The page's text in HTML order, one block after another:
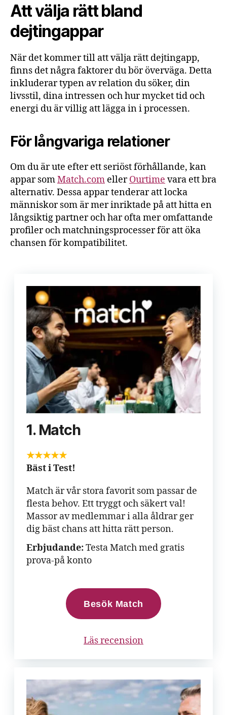
Att välja rätt bland
dejtingappar
När det kommer till att välja rätt dejtingapp,
finns det några faktorer du bör överväga. Detta
inkluderar typen av relation du söker, din
livsstil, dina intressen och hur mycket tid och
energi du är villig att lägga in i processen.
För långvariga relationer
Om du är ute efter ett seriöst förhållande, kan
appar somMatch.com ellerOurtime vara ett bra
alternativ. Dessa appar tenderar att locka
människor som är mer inriktade på att hitta en
långsiktig partner och har ofta mer omfattande
profiler och matchningsprocesser för att öka
chansen för kompatibilitet.
1. Match
★★★★★
Bäst i Test!
Match är vår stora favorit som passar de
flesta behov. Ett tryggt och säkert val!
Massor av medlemmar i alla åldrar ger
dig bäst chans att hitta rätt person.
Erbjudande:Testa Match med gratis
prova-på konto
Besök Match
Läs recension